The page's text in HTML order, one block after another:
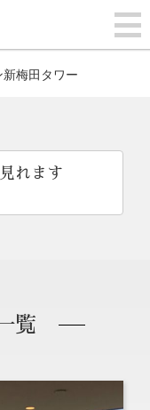
梅田タワー
れます
覧